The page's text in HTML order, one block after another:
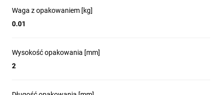
Waga z opakowaniem [kg]
0.01
Wysokość opakowania [mm]
2